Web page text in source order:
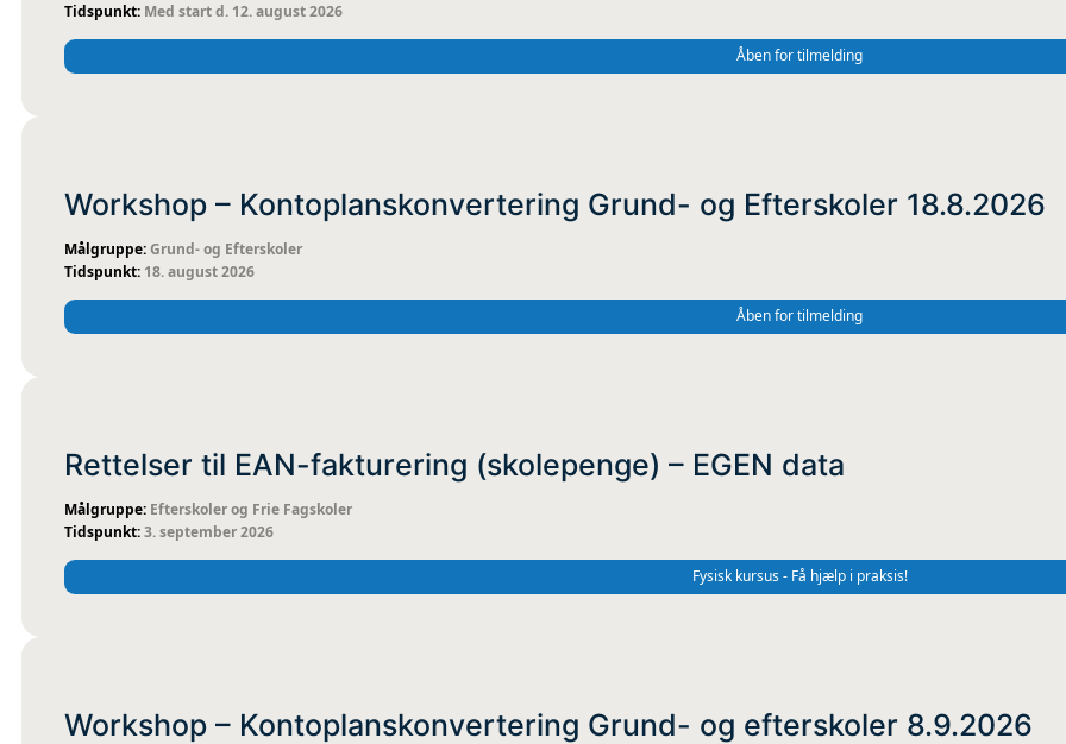
Med start d. 12. august 2026
Åben for tilmelding
Workshop – Kontoplanskonvertering Grund- og Efterskoler 18.8.2026
Grund- og Efterskoler
18. august 2026
Åben for tilmelding
Rettelser til EAN-fakturering (skolepenge) – EGEN data
Efterskoler og Frie Fagskoler
3. september 2026
Fysisk kursus - Få hjælp i praksis!
Workshop – Kontoplanskonvertering Grund- og efterskoler 8.9.2026